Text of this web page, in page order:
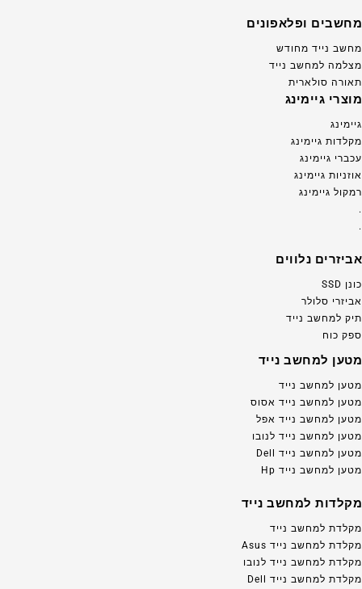
מחשבים ופלאפונים
מחשב נייד מחודש
מצלמה למחשב נייד
תאורה סולארית
מוצרי גיימינג
גיימינג
מקלדות גיימינג
עכברי גיימינג
אוזניות גיימינג
רמקול גיימינג
.
.
אביזרים נלווים
כונן SSD
אביזרי סלולר
תיק למחשב נייד
ספק כוח
מטען למחשב נייד
מטען למחשב נייד
מטען למחשב נייד אסוס
מטען למחשב נייד אפל
מטען למחשב נייד לנובו
מטען למחשב נייד Dell
מטען למחשב נייד Hp
מקלדות למחשב נייד
מקלדת למחשב נייד
מקלדת למחשב נייד Asus
מקלדת למחשב נייד לנובו
מקלדת למחשב נייד Dell